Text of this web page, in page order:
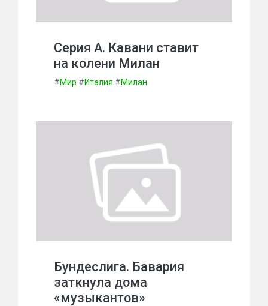
Серия А. Кавани ставит
на колени Милан
#Мир #Италия #Милан
Бундеслига. Бавария
заткнула дома
«музыкантов»